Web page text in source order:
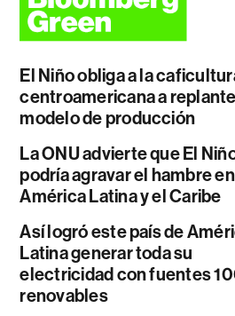
El Niño obliga a la
centroamericana a
modelo de producción
La ONU advierte que El
podría agravar el hambre en
América Latina y el Caribe
Así logró este país de
Latina generar toda su
electricidad con fuentes
renovables